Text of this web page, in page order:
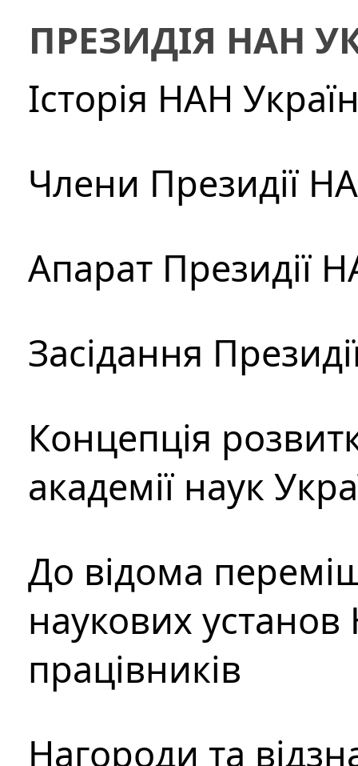
ПРЕЗИДІЯ НАН
Історія НАН
Члени Президії
Апарат Президії
Засідання
Концепція
академії наук
До відома
наукових установ
працівників
Нагороди та